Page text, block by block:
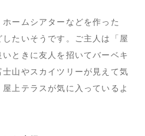
ームシアターなどを作った
たいそうです。ご主人は「屋
ときに友人を招いてバーベキ
山やスカイツリーが見えて気
上テラスが気に入っているよ